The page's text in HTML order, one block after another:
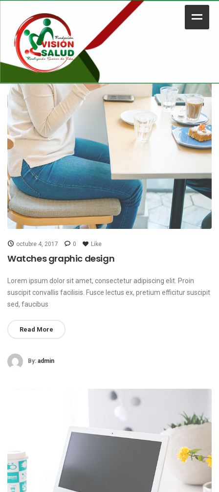
Home
Legal
Portafolio
Contacto
Tienda
Plataforma Educativa
octubre 4, 2017 0 Like
Watches graphic design
Lorem ipsum dolor sit amet, consectetur adipiscing elit. Proin
suscipit convallis facilisis. Fusce lectus ex, pretium efficitur suscipit
sed, faucibus
Read More
By: admin